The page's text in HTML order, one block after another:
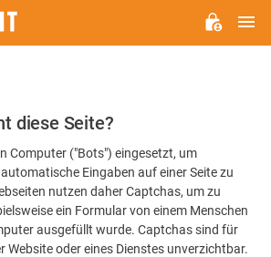
diese Seite?
Computer ("Bots") eingesetzt, um
Eingaben auf einer Seite zu
nutzen daher Captchas, um zu
ein Formular von einem Menschen
ausgefüllt wurde. Captchas sind für
Website oder eines Dienstes unverzichtbar.